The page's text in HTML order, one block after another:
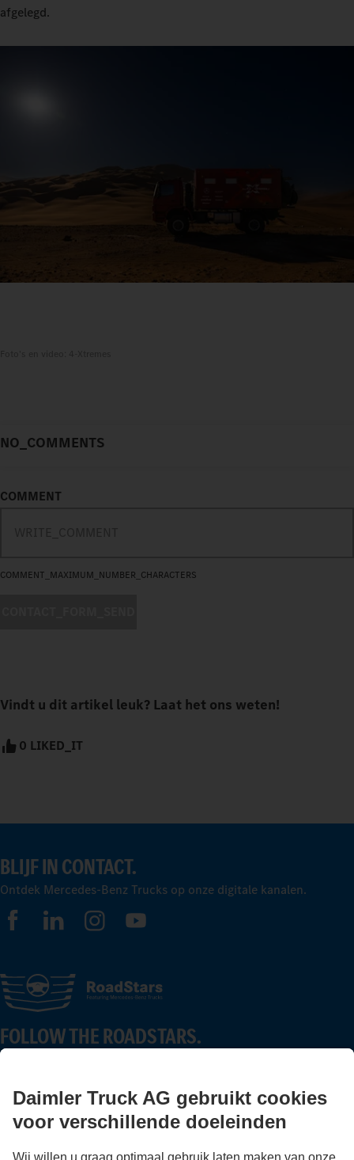
afgelegd.
NO_COMMENTS
COMMENT
COMMENT_MAXIMUM_NUMBER_CHARACTERS
Vindt u dit artikel leuk? Laat het ons weten!
0 LIKED_IT
BLIJF IN CONTACT.
Ontdek Mercedes-Benz Trucks op onze digitale kanalen.
FOLLOW THE ROADSTARS.
Deel nu ervaringen met andere truckers.
Stap in